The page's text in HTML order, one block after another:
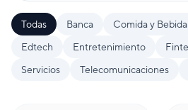
Todas Banca Comida y Bebida
Edtech
Entretenimiento
Servicios
Telecomunicaciones